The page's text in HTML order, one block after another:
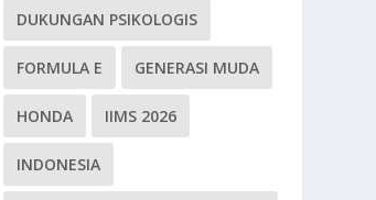
DUKUNGAN PSIKOLOGIS
FORMULA E GENERASI MUDA
HONDA IIMS 2026
INDONESIA